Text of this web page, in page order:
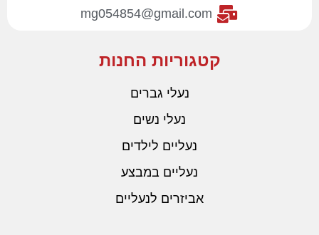
mg054854@gmail.com
קטגוריות החנות
נעלי גברים
נעלי נשים
נעליים לילדים
נעליים במבצע
אביזרים לנעליים